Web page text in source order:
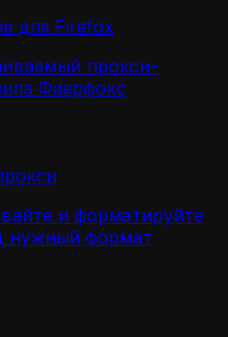
для Firefox
прокси-
Фаерфокс
и форматируйте
нужный формат